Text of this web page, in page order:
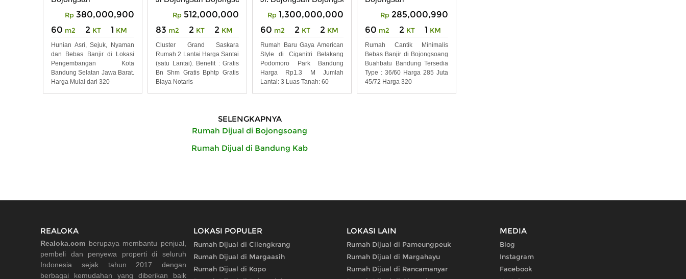
Rp 380,000,900
60 m2 2 KT 1 KM
Hunian Asri, Sejuk, Nyaman
dan Bebas Banjir di Lokasi
Pengembangan Kota
Bandung Selatan Jawa Barat.
Harga Mulai dari 320
Rp 512,000,000
83 m2 2 KT 2 KM
Cluster Grand Saskara
Rumah 2 Lantai Harga Santai
(satu Lantai). Benefit : Gratis
Bn Shm Gratis Bphtp Gratis
Biaya Notaris
Rp 1,300,000,000
60 m2 2 KT 2 KM
Rumah Baru Gaya American
Style di Ciganitri Belakang
Podomoro Park Bandung
Harga Rp1.3 M Jumlah
Lantai: 3 Luas Tanah: 60
Rp 285,000,990
60 m2 2 KT 1 KM
Rumah Cantik Minimalis
Bebas Banjir di Bojongsoang
Buahbatu Bandung Tersedia
Type : 36/60 Harga 285 Juta
45/72 Harga 320
SELENGKAPNYA
Rumah Dijual di Bojongsoang
Rumah Dijual di Bandung Kab
REALOKA
Realoka.com berupaya membantu penjual,
pembeli dan penyewa properti di seluruh
Indonesia sejak tahun 2017 dengan
berbagai kemudahan yang diberikan baik
LOKASI POPULER
Rumah Dijual di Cilengkrang
Rumah Dijual di Margaasih
Rumah Dijual di Kopo
LOKASI LAIN
Rumah Dijual di Pameungpeuk
Rumah Dijual di Margahayu
Rumah Dijual di Rancamanyar
MEDIA
Blog
Instagram
Facebook